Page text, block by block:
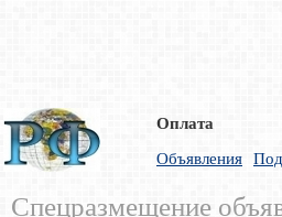
Оплата
Объявления
Спецразмещение